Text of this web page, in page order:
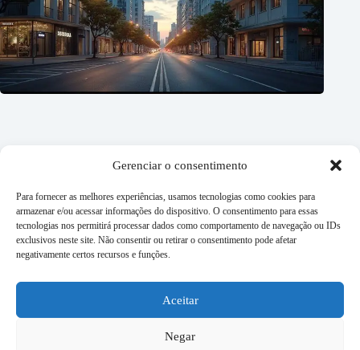
Gerenciar o consentimento
Para fornecer as melhores experiências, usamos tecnologias como cookies para
armazenar e/ou acessar informações do dispositivo. O consentimento para essas
tecnologias nos permitirá processar dados como comportamento de navegação ou IDs
exclusivos neste site. Não consentir ou retirar o consentimento pode afetar
negativamente certos recursos e funções.
Aceitar
Negar
Imóveis comerciais x residenciais: quem ganha essa disputa?
É possível se aposentar só com renda imobiliária? Entenda o
plano